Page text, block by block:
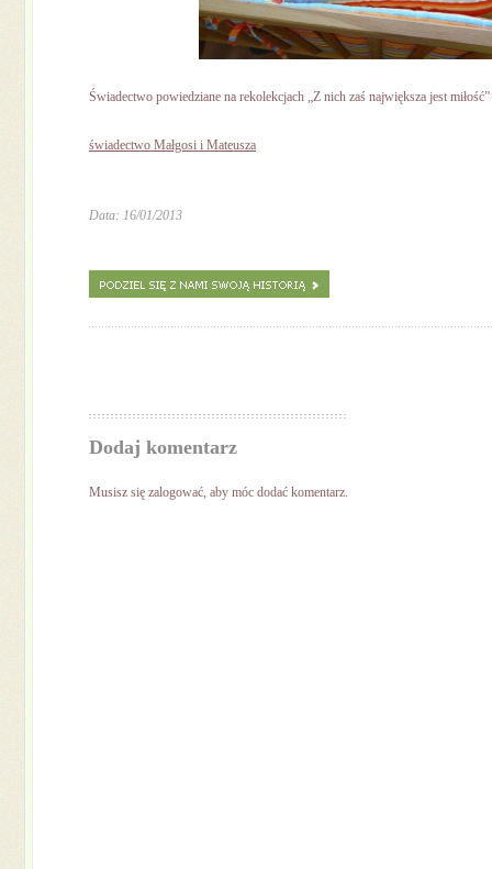
Świadectwo powiedziane na rekolekcjach „Z nich zaś największa jest
świadectwo Małgosi i Mateusza
Data: 16/01/2013
Dodaj komentarz
Musisz się zalogować, aby móc dodać komentarz.